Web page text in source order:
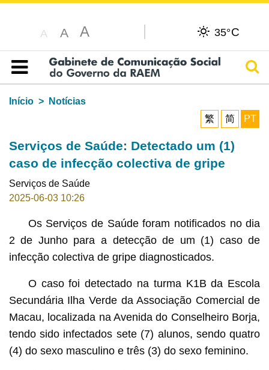
A A A 35°C
Índice
Início
Notícias
繁
简 PT
Serviços de Saúde: Detectado um (1)
caso de infecção colectiva de gripe
Serviços de Saúde
2025-06-03 10:26
Os Serviços de Saúde foram notificados no dia
2 de Junho para a detecção de um (1) caso de
infecção colectiva de gripe diagnosticados.
O caso foi detectado na turma K1B da Escola
Secundária Ilha Verde da Associação Comercial de
Macau, localizada na Avenida do Conselheiro Borja,
tendo sido infectados sete (7) alunos, sendo quatro
(4) do sexo masculino e três (3) do sexo feminino.